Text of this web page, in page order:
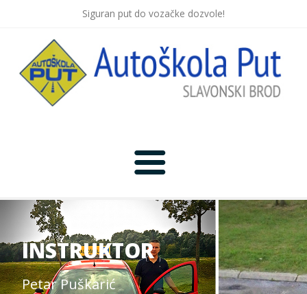
Siguran put do vozačke dozvole!
Početna
Novosti
Lokacija
INSTRUKTOR
Petar Puškarić